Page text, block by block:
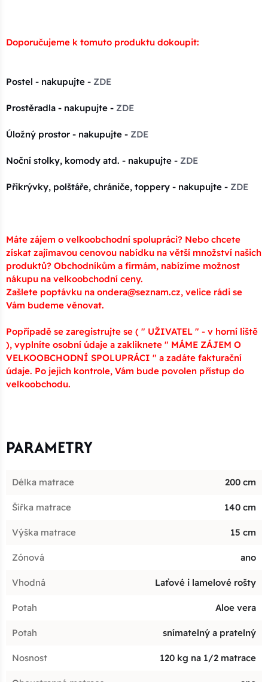
Doporučujeme k tomuto produktu dokoupit:
Postel - nakupujte - ZDE
Prostěradla - nakupujte - ZDE
Úložný prostor - nakupujte - ZDE
Noční stolky, komody atd. - nakupujte - ZDE
Přikrývky, polštáře, chrániče, toppery - nakupujte - ZDE
Máte zájem o velkoobchodní spolupráci? Nebo chcete
získat zajímavou cenovou nabídku na větší množství našich
produktů? Obchodníkům a firmám, nabízíme možnost
nákupu na velkoobchodní ceny.
Zašlete poptávku na ondera@seznam.cz, velice rádi se
Vám budeme věnovat.
Popřípadě se zaregistrujte se ( " UŽIVATEL " - v horní liště
), vyplníte osobní údaje a zakliknete " MÁME ZÁJEM O
VELKOOBCHODNÍ SPOLUPRÁCI " a zadáte fakturační
údaje. Po jejich kontrole, Vám bude povolen přístup do
velkoobchodu.
PARAMETRY
Délka matrace 200 cm
Šířka matrace 140 cm
Výška matrace 15 cm
Zónová ano
Vhodná Laťové i lamelové rošty
Potah Aloe vera
Potah snímatelný a pratelný
Nosnost 120 kg na 1/2 matrace